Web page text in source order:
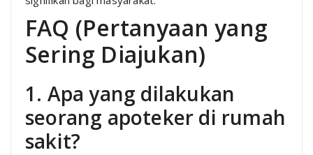
FAQ (Pertanyaan yang
Sering Diajukan)
1. Apa yang dilakukan
seorang apoteker di rumah
sakit?